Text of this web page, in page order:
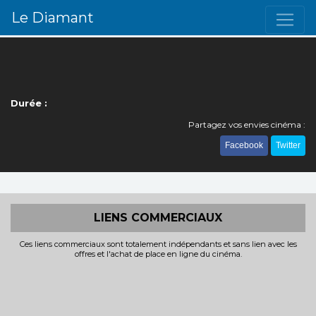
Le Diamant
Durée :
Partagez vos envies cinéma :
Facebook Twitter
LIENS COMMERCIAUX
Ces liens commerciaux sont totalement indépendants et sans lien avec les
offres et l'achat de place en ligne du cinéma.